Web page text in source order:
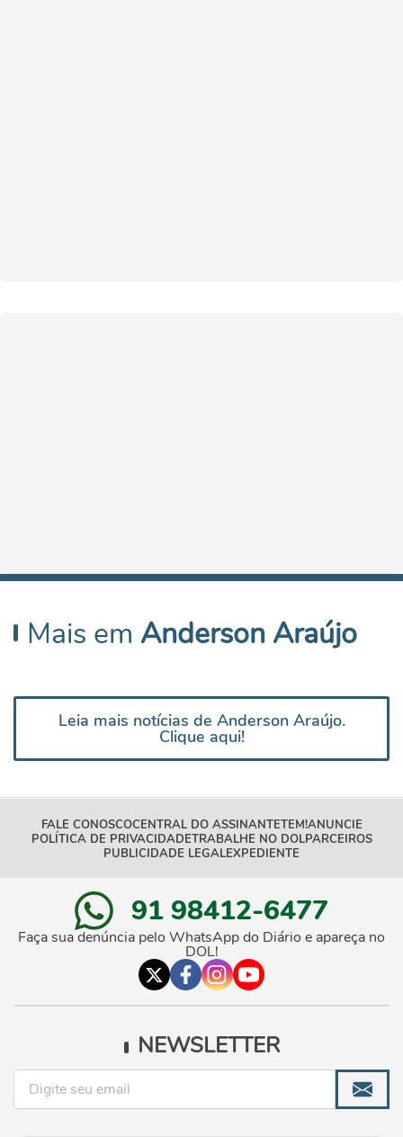
Mais em Anderson Araújo
Leia mais notícias de Anderson Araújo.
Clique aqui!
FALE CONOSCOCENTRAL DO ASSINANTETEM!ANUNCIE
POLÍTICA DE PRIVACIDADETRABALHE NO DOLPARCEIROS
PUBLICIDADE LEGALEXPEDIENTE
91 98412-6477
Faça sua denúncia pelo WhatsApp do Diário e apareça no
DOL!
NEWSLETTER